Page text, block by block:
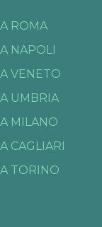
ROMA
NAPOLI
VENETO
UMBRIA
MILANO
CAGLIARI
TORINO